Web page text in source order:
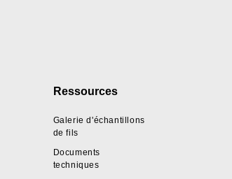
Ressources
Galerie d'échantillons
de fils
Documents
techniques